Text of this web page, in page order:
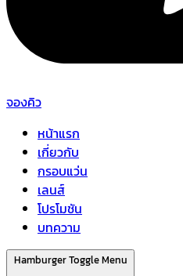
จองคิว
หน้าแรก
เกี่ยวกับ
กรอบแว่น
เลนส์
โปรโมชัน
บทความ
Hamburger Toggle Menu